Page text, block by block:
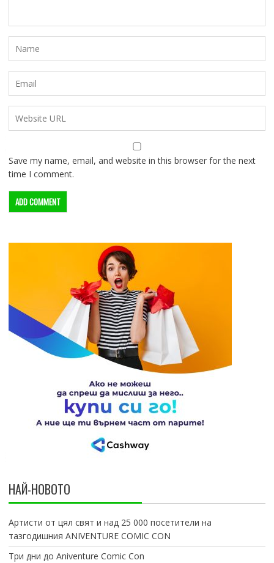
Save my name, email, and website in this browser for the next
time I comment.
НАЙ-НОВОТО
Артисти от цял свят и над 25 000 посетители на
тазгодишния ANIVENTURE COMIC CON
Три дни до Aniventure Comic Con